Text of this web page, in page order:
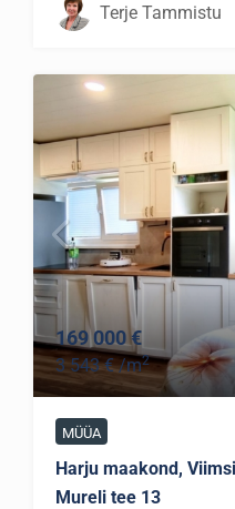
Terje Tammistu
169 000 €
3 543 €/m2
MÜÜA
Harju maakond,
Mureli tee 13